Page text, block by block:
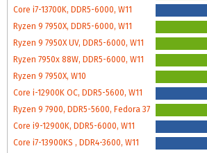
Core i7-13700K, DDR5-6000, W11
Ryzen 9 7950X, DDR5-6000, W11
Ryzen 9 7950X UV, DDR5-6000, W11
Ryzen 7950x 88W, DDR5-6000, W11
Ryzen 9 7950X, W10
Core i-12900K OC, DDR5-5600, W11
Ryzen 9 7900, DDR5-5600, Fedora 37
Core i9-12900K, DDR5-6000, W11
Core i7-13900KS , DDR4-3600, W11